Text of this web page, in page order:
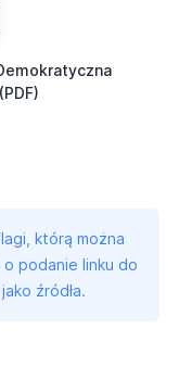
którą można
podanie linku do
źródła.